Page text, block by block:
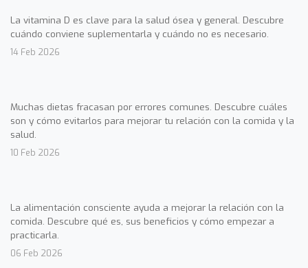
La vitamina D es clave para la salud ósea y general. Descubre
cuándo conviene suplementarla y cuándo no es necesario.
14 Feb 2026
Muchas dietas fracasan por errores comunes. Descubre cuáles
son y cómo evitarlos para mejorar tu relación con la comida y la
salud.
10 Feb 2026
La alimentación consciente ayuda a mejorar la relación con la
comida. Descubre qué es, sus beneficios y cómo empezar a
practicarla.
06 Feb 2026